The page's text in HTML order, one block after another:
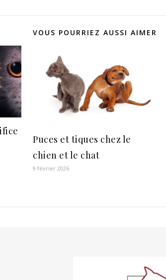
VOUS POURRIEZ AUSSI AIMER
Puces et tiques chez le
chien et le chat
9 février 2026